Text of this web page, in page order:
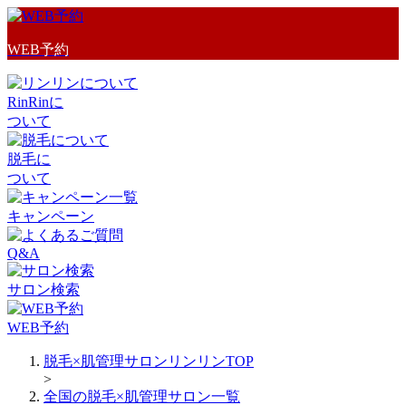
WEB予約
RinRinに
ついて
脱毛に
ついて
キャンペーン
Q&A
サロン検索
WEB予約
脱毛×肌管理サロンリンリンTOP
>
全国の脱毛×肌管理サロン一覧